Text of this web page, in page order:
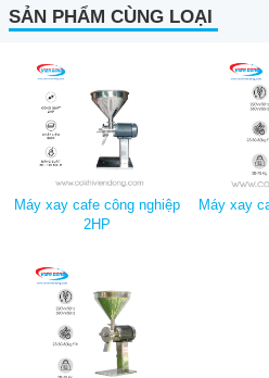
SẢN PHẨM CÙNG LOẠI
Máy xay cafe công nghiệp
2HP
Máy xay